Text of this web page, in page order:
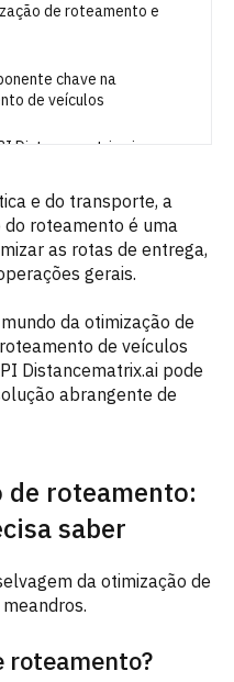
de roteamento e
chave na
de veículos
Distancematrix.ai em
de veículo:
e do transporte, a
do roteamento é uma
as rotas de entrega,
gerais.
da otimização de
de veículos
Distancematrix.ai pode
abrangente de
de roteamento:
saber
da otimização de
roteamento?